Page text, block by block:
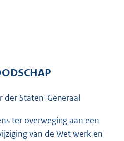
der Staten-Generaal
ter overweging aan een
van de Wet werk en